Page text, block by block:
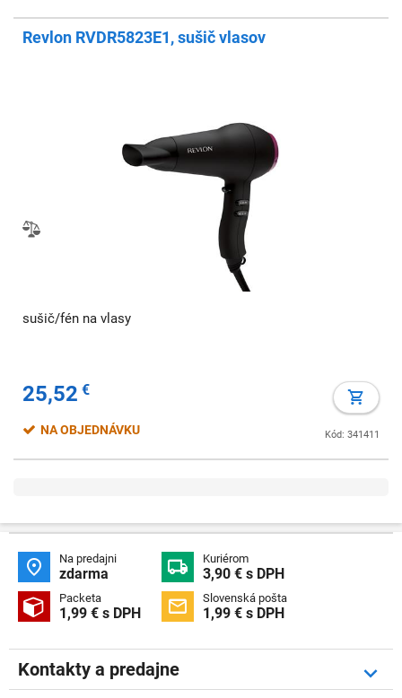
Revlon RVDR5823E1, sušič vlasov
sušič/fén na vlasy
25,52 €
Kód: 341411
NA OBJEDNÁVKU
 Na predajni
zdarma  Kuriérom
3,90 € s DPH
 Packeta
1,99 € s DPH  Slovenská pošta
1,99 € s DPH
Kontakty a predajne